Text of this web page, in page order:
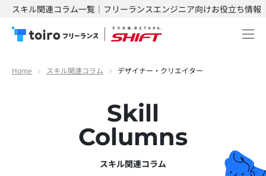
スキル関連コラム一覧｜フリーランスエンジニア向けお役立ち情報
Home スキル関連コラム デザイナー・クリエイター
Skill
Columns
スキル関連コラム